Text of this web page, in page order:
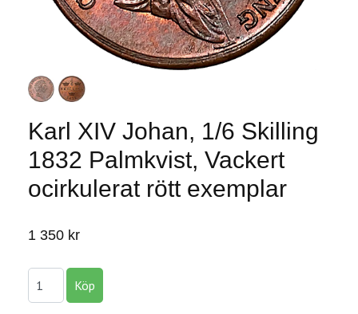
Karl XIV Johan, 1/6 Skilling
1832 Palmkvist, Vackert
ocirkulerat rött exemplar
1 350 kr